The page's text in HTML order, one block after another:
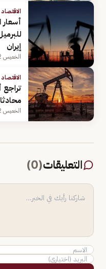
الاقتصاد
إيران
الخميس 2 يوليو 2026
الاقتصاد
تراجع
الخميس 2 يوليو 2026
التعليقات(
0
)